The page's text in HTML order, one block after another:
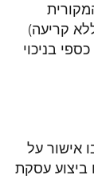
המקורית
קריעה)
בניכוי
אישור על
שעות מסיום ביצוע עסקת